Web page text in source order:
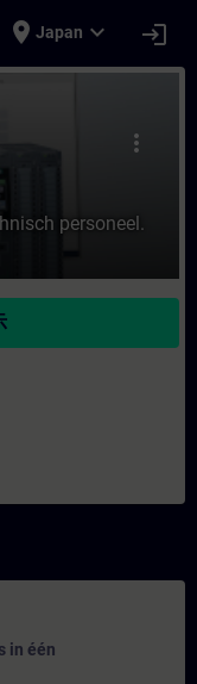
place Japan expand_more login
en
more_vert
personeel.
in één